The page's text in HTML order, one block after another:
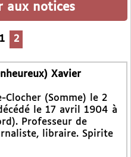
aux notices
1 2
Xavier
Clocher (Somme) le 2
le 17 avril 1904 à
Professeur de
libraire. Spirite